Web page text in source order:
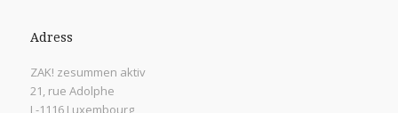
Adress
ZAK! zesummen aktiv
21, rue Adolphe
L-1116 Luxembourg